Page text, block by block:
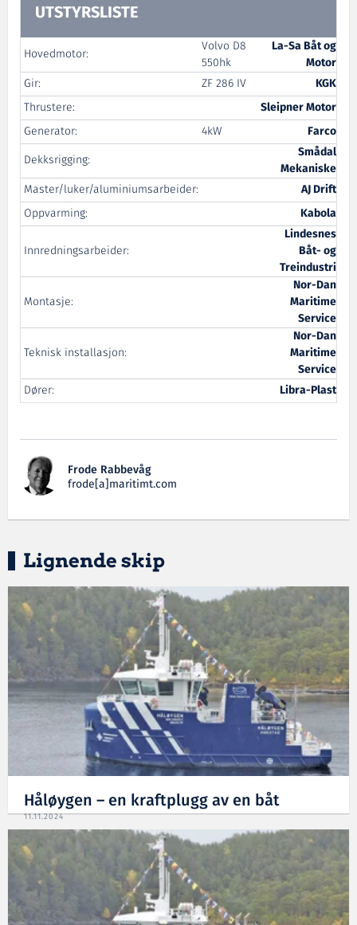
UTSTYRSLISTE
Hovedmotor:
Volvo D8
550hk
La-Sa Båt og
Motor
Gir:
ZF 286 IV
KGK
Thrustere:
Sleipner Motor
Generator:
4kW
Farco
Dekksrigging:
Smådal
Mekaniske
Master/luker/aluminiumsarbeider:
AJ Drift
Oppvarming:
Kabola
Innredningsarbeider:
Lindesnes
Båt- og
Treindustri
Montasje:
Nor-Dan
Maritime
Service
Teknisk installasjon:
Nor-Dan
Maritime
Service
Dører:
Libra-Plast
Frode Rabbevåg
frode[a]maritimt.com
Lignende skip
Håløygen – en kraftplugg av en båt
11.11.2024